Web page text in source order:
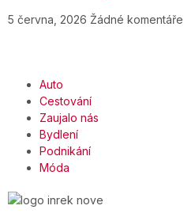
5 června, 2026 Žádné komentáře
Auto
Cestování
Zaujalo nás
Bydlení
Podnikání
Móda